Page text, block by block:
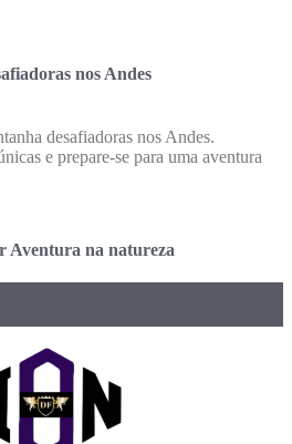
nos Andes
desafiadoras nos Andes.
e prepare-se para uma aventura
Aventura na natureza